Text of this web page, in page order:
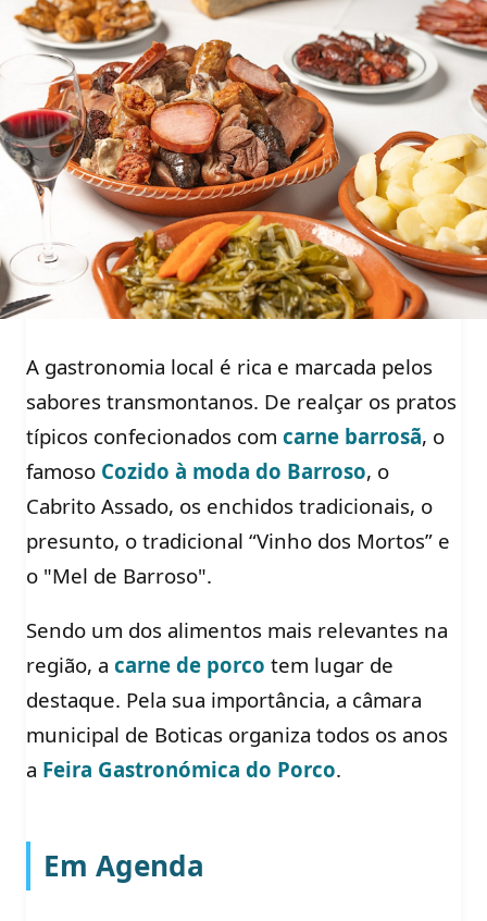
A gastronomia local é rica e marcada pelos
sabores transmontanos. De realçar os pratos
típicos confecionados com carne barrosã, o
famoso Cozido à moda do Barroso, o
Cabrito Assado, os enchidos tradicionais, o
presunto, o tradicional “Vinho dos Mortos” e
o "Mel de Barroso".
Sendo um dos alimentos mais relevantes na
região, a carne de porco tem lugar de
destaque. Pela sua importância, a câmara
municipal de Boticas organiza todos os anos
a Feira Gastronómica do Porco.
Em Agenda